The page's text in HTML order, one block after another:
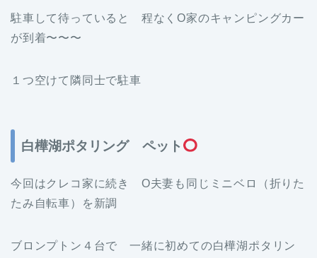
駐車して待っていると 程なくO家のキャンピングカー
が到着〜〜〜
１つ空けて隣同士で駐車
白樺湖ポタリング ペット
今回はクレコ家に続き O夫妻も同じミニベロ（折りた
たみ自転車）を新調
ブロンプトン４台で 一緒に初めての白樺湖ポタリン